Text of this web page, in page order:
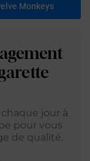
Monkeys
jour à
pour vous
de qualité.